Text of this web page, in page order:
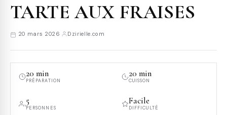
TARTE AUX FRAISES
20 mars 2026 Dzirielle.com
20 min
PRÉPARATION
20 min
CUISSON
5
PERSONNES
Facile
DIFFICULTÉ